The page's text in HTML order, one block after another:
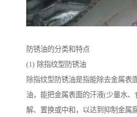
防锈油的分类和特点
(1) 除指纹型防锈油
除指纹型防锈油是指能除去金属表
油，能把金属表面的汗液(少量水
解、置换或中和，以达到抑制金属